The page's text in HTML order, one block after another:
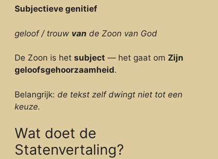
Subjectieve genitief
geloof / trouw van de Zoon van God
De Zoon is het subject — het gaat om Zijn
geloofsgehoorzaamheid.
Belangrijk: de tekst zelf dwingt niet tot een
keuze.
Wat doet de
Statenvertaling?